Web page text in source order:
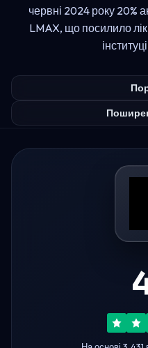
червні 2024 року 20%
LMAX, що посилило